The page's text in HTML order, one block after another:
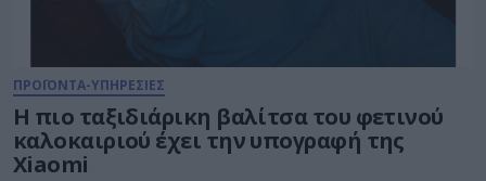
ΠΡΟΪΟΝΤΑ-ΥΠΗΡΕΣΙΕΣ
Η πιο ταξιδιάρικη βαλίτσα του φετινού
καλοκαιριού έχει την υπογραφή της
Xiaomi